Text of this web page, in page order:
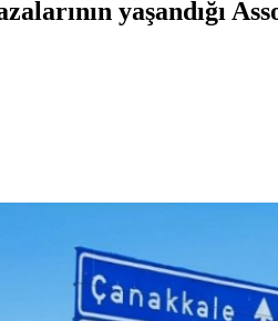
yaşandığı